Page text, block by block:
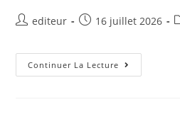
editeur 16 juillet 2026
Continuer La Lecture